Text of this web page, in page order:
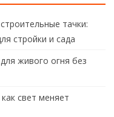
тачки:
стройки и сада
живого огня без
свет меняет